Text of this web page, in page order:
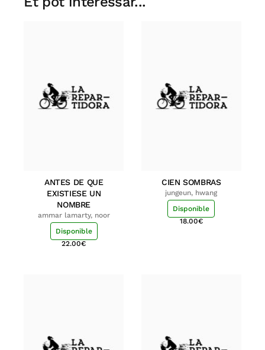
ANTES DE QUE
EXISTIESE UN
NOMBRE
ammar lamarty, noor
Disponible
22.00€
CIEN SOMBRAS
jungeun, hwang
Disponible
18.00€